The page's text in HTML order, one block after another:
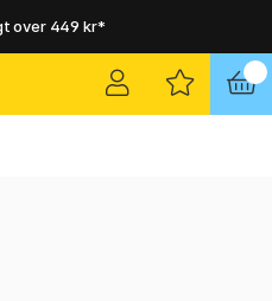
over 449 kr*
pakkeshop
pakkeshop